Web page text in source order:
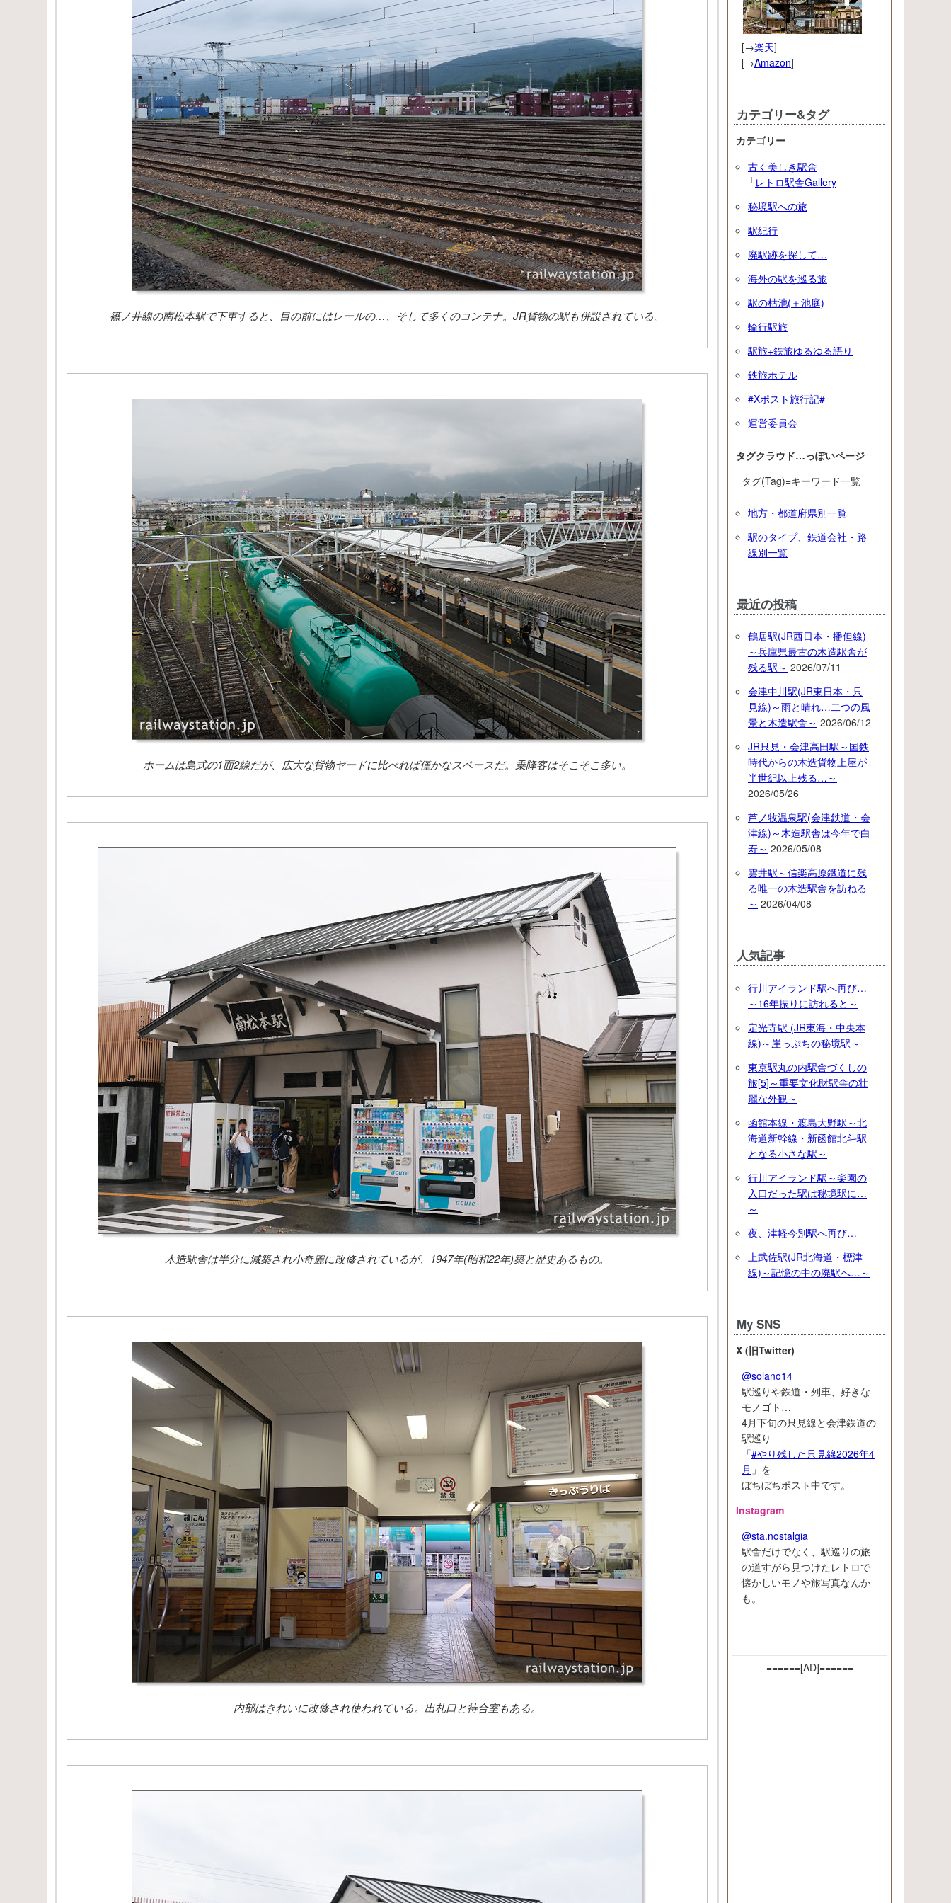
篠ノ井線の南松本駅で下車すると、目の前にはレールの…、そして多くのコンテナ。JR貨物の駅も併設されている。
ホームは島式の1面2線だが、広大な貨物ヤードに比べれば僅かなスペースだ。乗降客はそこそこ多い。
木造駅舎は半分に減築され小奇麗に改修されているが、1947年(昭和22年)築と歴史あるもの。
内部はきれいに改修され使われている。出札口と待合室もある。
[→楽天]
[→Amazon]
カテゴリー&タグ
カテゴリー
古く美しき駅舎
└レトロ駅舎Gallery
秘境駅への旅
駅紀行
廃駅跡を探して…
海外の駅を巡る旅
駅の枯池(＋池庭)
輪行駅旅
駅旅+鉄旅ゆるゆる語り
鉄旅ホテル
#Xポスト旅行記#
運営委員会
タグクラウド…っぽいページ
タグ(Tag)=キーワード一覧
地方・都道府県別一覧
駅のタイプ、鉄道会社・路
線別一覧
最近の投稿
鶴居駅(JR西日本・播但線)
～兵庫県最古の木造駅舎が
残る駅～ 2026/07/11
会津中川駅(JR東日本・只
見線)～雨と晴れ…二つの風
景と木造駅舎～ 2026/06/12
JR只見・会津高田駅～国鉄
時代からの木造貨物上屋が
半世紀以上残る…～
2026/05/26
芦ノ牧温泉駅(会津鉄道・会
津線)～木造駅舎は今年で白
寿～ 2026/05/08
雲井駅～信楽高原鐵道に残
る唯一の木造駅舎を訪ねる
～ 2026/04/08
人気記事
行川アイランド駅へ再び…
～16年振りに訪れると～
定光寺駅 (JR東海・中央本
線)～崖っぷちの秘境駅～
東京駅丸の内駅舎づくしの
旅[5]～重要文化財駅舎の壮
麗な外観～
函館本線・渡島大野駅～北
海道新幹線・新函館北斗駅
となる小さな駅～
行川アイランド駅～楽園の
入口だった駅は秘境駅に…
～
夜、津軽今別駅へ再び…
上武佐駅(JR北海道・標津
線)～記憶の中の廃駅へ…～
My SNS
X (旧Twitter)
@solano14
駅巡りや鉄道・列車、好きな
モノゴト…
4月下旬の只見線と会津鉄道の
駅巡り
「#やり残した只見線2026年4
月 」を
ぼちぼちポスト中です。
Instagram
@sta.nostalgia
駅舎だけでなく、駅巡りの旅
の道すがら見つけたレトロで
懐かしいモノや旅写真なんか
も。
======[AD]======